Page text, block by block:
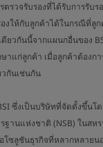
รวจรับรองที่ได้รับการรับร
งให้กับลูกค้าได้ในกรณีที่ลู
ยวกันนี้จากแผนกอื่นของ
าแก่ลูกค้า เมื่อลูกค้าต้องก
วกันเช่นกัน
ซึ่งเป็นบริษัทที่จัดตั้งขึ้นโ
ฐานแห่งชาติ (NSB) ในสห
ซลูชันธุรกิจที่หลากหลายน